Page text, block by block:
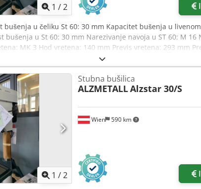
1 /2
bušenja u čeliku St 60: 30 mm Kapacitet bušenja u
bušenja u St 60: 30 mm Narezivanje navoja u ST 60: M 16
MK 3 Hod vretena: 140 mm Previs vretena: 293 mm
površina: 514 x 360 mm Broj T-žlebova - širina - razmak:
min./maks.: 132 / 724 mm Ručno napajanje Cedpeyvvn
- 1.800 o/min Ukupna potrebna snaga: 1,0/1,6 kW
sa gljivom (zablokiran) za HITNO ISKLJUČENJE -
motora - Beskonačno podešavanje broja obrtaja -
Priključni utikač (fabrički montiran) - Zaštita vretena sa
bela RAL 9003, Pantone 7545c, crna Posebna
podesivim svetlosnim zrakom, priključna snaga 230 V,
1 /2
Wien 590 km
Stubna bušilica
ALZMETALLAlzstar 30/S